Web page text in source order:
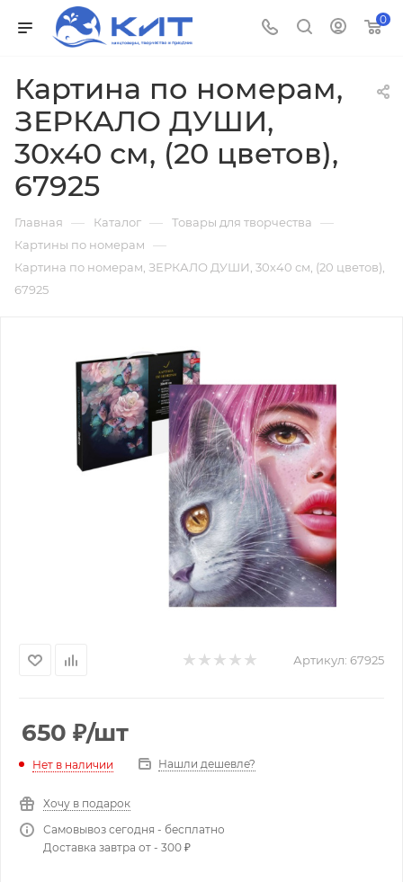
0
Картина по номерам,
ЗЕРКАЛО ДУШИ,
30х40 см, (20 цветов),
67925
Главная — Каталог — Товары для творчества —
Картины по номерам —
Картина по номерам, ЗЕРКАЛО ДУШИ, 30х40 см, (20 цветов),
67925
Артикул: 67925
650 ₽/шт
Нет в наличии Нашли дешевле?
Хочу в подарок
Самовывоз сегодня - бесплатно
Доставка завтра от - 300 ₽